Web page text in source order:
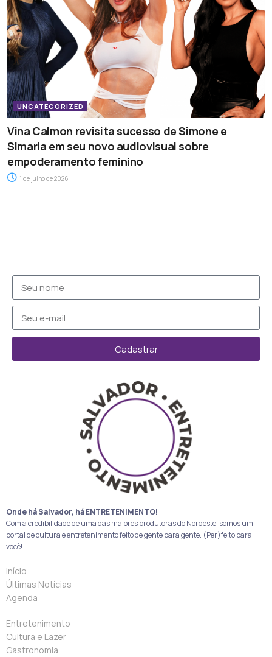
UNCATEGORIZED
Vina Calmon revisita sucesso de Simone e
Simaria em seu novo audiovisual sobre
empoderamento feminino
1 de julho de 2026
Cadastrar
Onde há Salvador, há ENTRETENIMENTO!
Com a credibilidade de uma das maiores produtoras do Nordeste, somos um
portal de cultura e entretenimento feito de gente para gente. (Per)feito para
você!
Início
Últimas Notícias
Agenda
Entretenimento
Cultura e Lazer
Gastronomia